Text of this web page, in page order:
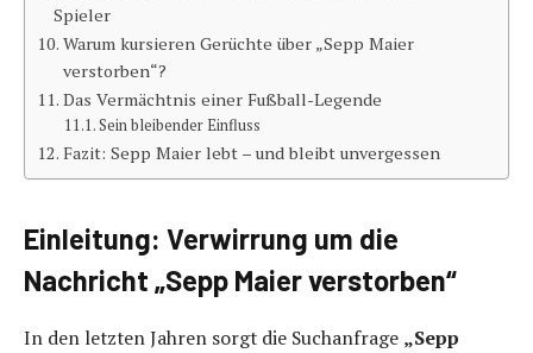
Spieler
Warum kursieren Gerüchte über „Sepp Maier
verstorben“?
Das Vermächtnis einer Fußball-Legende
Sein bleibender Einfluss
Fazit: Sepp Maier lebt – und bleibt unvergessen
Einleitung: Verwirrung um die
Nachricht „Sepp Maier verstorben“
In den letzten Jahren sorgt die Suchanfrage „Sepp